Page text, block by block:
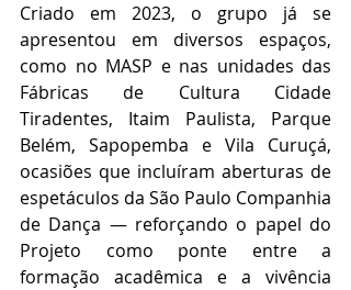
Criado em 2023, o grupo já se
apresentou em diversos espaços,
como no MASP e nas unidades das
Fábricas de Cultura Cidade
Tiradentes, Itaim Paulista, Parque
Belém, Sapopemba e Vila Curuçá,
ocasiões que incluíram aberturas de
espetáculos da São Paulo Companhia
de Dança — reforçando o papel do
Projeto como ponte entre a
formação acadêmica e a vivência